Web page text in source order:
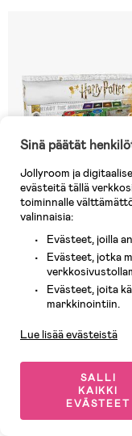
8 JÄLJELLÄ
Harry Potter Peli
37,90 €
Ovh: 38,90 €
1
Sinä päätät
Jollyroom ja
evästeitä tällä
toiminnalle
valinnaisia:
Evästeet, joilla
Evästeet, jotka
Evästeet, joita
markkinointiin.
Lue lisää evästeistä
SALLI
KAIKKI
EVÄSTEET